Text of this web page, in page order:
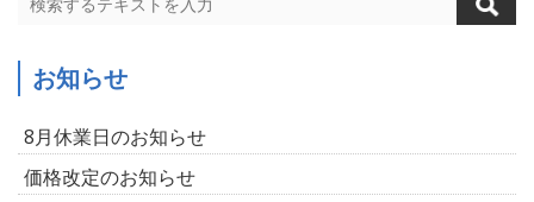
お知らせ
8月休業日のお知らせ
価格改定のお知らせ